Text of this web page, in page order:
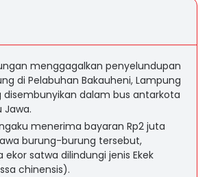
menggagalkan penyelundupan
di Pelabuhan Bakauheni, Lampung
disembunyikan dalam bus antarkota
Jawa.
menerima bayaran Rp2 juta
burung-burung tersebut,
ekor satwa dilindungi jenis Ekek
chinensis).